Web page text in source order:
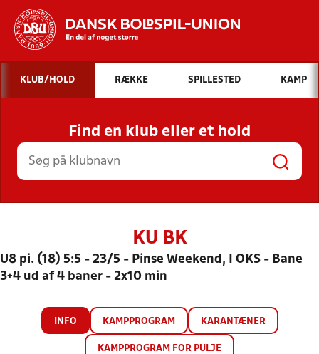
Hvad vil du søge efter?
INDHOLD OG NYHEDER
STILLINGER, RESULTATER, KLUBBER OG
HOLD
KLUB/HOLD RÆKKE SPILLESTED KAMP
Find en klub eller et hold
KU BK
U8 pi. (18) 5:5 - 23/5 - Pinse Weekend, I OKS - Bane
3+4 ud af 4 baner - 2x10 min
INFO KAMPPROGRAM KARANTÆNER
KAMPPROGRAM FOR PULJE